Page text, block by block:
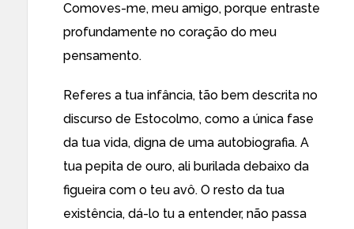
Comoves-me, meu amigo, porque entraste
profundamente no coração do meu
pensamento.
Referes a tua infância, tão bem descrita no
discurso de Estocolmo, como a única fase
da tua vida, digna de uma autobiografia. A
tua pepita de ouro, ali burilada debaixo da
figueira com o teu avô. O resto da tua
existência, dá-lo tu a entender, não passa